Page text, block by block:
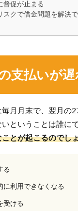
督促が止まる
スクで借金問題を解決
支払いが
月月末で、翌月の
ということは誰に
とが起こるのでし
る
に利用できなくなる
受ける